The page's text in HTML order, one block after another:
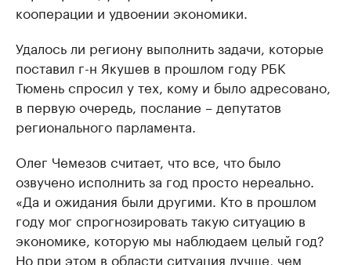
кооперации и удвоении экономики.
Удалось ли региону выполнить задачи, которые
поставил г-н Якушев в прошлом году РБК
Тюмень спросил у тех, кому и было адресовано,
в первую очередь, послание – депутатов
регионального парламента.
Олег Чемезов считает, что все, что было
озвучено исполнить за год просто нереально.
«Да и ожидания были другими. Кто в прошлом
году мог спрогнозировать такую ситуацию в
экономике, которую мы наблюдаем целый год?
Но при этом в области ситуация лучше, чем